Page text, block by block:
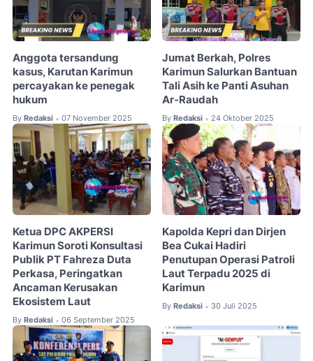
Anggota tersandung
kasus, Karutan Karimun
percayakan ke penegak
hukum
By Redaksi • 07 November 2025
Jumat Berkah, Polres
Karimun Salurkan Bantuan
Tali Asih ke Panti Asuhan
Ar-Raudah
By Redaksi • 24 Oktober 2025
Ketua DPC AKPERSI
Karimun Soroti Konsultasi
Publik PT Fahreza Duta
Perkasa, Peringatkan
Ancaman Kerusakan
Ekosistem Laut
By Redaksi • 06 September 2025
Kapolda Kepri dan Dirjen
Bea Cukai Hadiri
Penutupan Operasi Patroli
Laut Terpadu 2025 di
Karimun
By Redaksi • 30 Juli 2025